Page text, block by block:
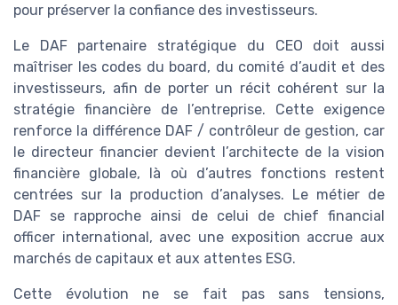
pour préserver la confiance des investisseurs.
Le DAF partenaire stratégique du CEO doit aussi
maîtriser les codes du board, du comité d’audit et des
investisseurs, afin de porter un récit cohérent sur la
stratégie financière de l’entreprise. Cette exigence
renforce la différence DAF / contrôleur de gestion, car
le directeur financier devient l’architecte de la vision
financière globale, là où d’autres fonctions restent
centrées sur la production d’analyses. Le métier de
DAF se rapproche ainsi de celui de chief financial
officer international, avec une exposition accrue aux
marchés de capitaux et aux attentes ESG.
Cette évolution ne se fait pas sans tensions,